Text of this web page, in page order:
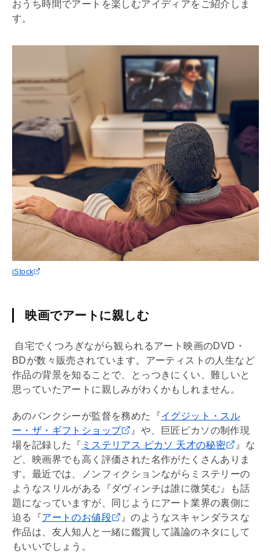
おうち時間でアートを楽しむアイディアをご紹介しま
す。
iStock
映画でアートに親しむ
自宅でくつろぎながら観られるアート映画のDVD・
BDが数々販売されています。アーティストの人生など
作品の背景を知ることで、とっつきにくい、難しいと
思っていたアートに親しみがわくかもしれません。
あのバンクシーが監督を務めた『イグジット・スル
ー・ザ・ギフトショップ
』や、巨匠ピカソの制作現
場を記録した『 ミステリアス ピカソ 天才の秘密
』な
ど、映画界でも高く評価された名作がたくさんありま
す。最近では、ノンフィクションながらミステリーの
ようなスリルがある『ダヴィンチは誰に微笑む』も話
題になっていますが、同じようにアート業界の裏側に
迫る『アートのお値段
』のようなスキャンダラスな
作品は、友人知人と一緒に鑑賞して議論のネタにして
もいいでしょう。